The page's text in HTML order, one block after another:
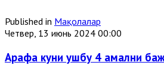
Published in Мақолалар
Четвер, 13 июнь 2024 00:00
Арафа куни ушбу 4 амални